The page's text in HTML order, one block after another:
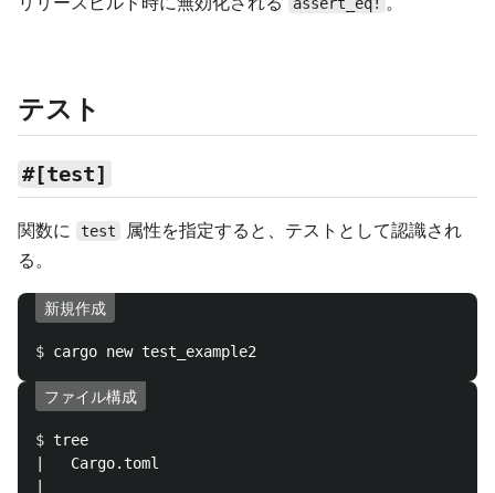
テスト
#[test]
関数に test
属性を指定すると、テストとして認識され
る。
新規作成
$
ファイル構成
$ tree
|   Cargo.toml